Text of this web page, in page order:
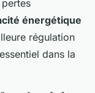
énergétique
régulation
dans la